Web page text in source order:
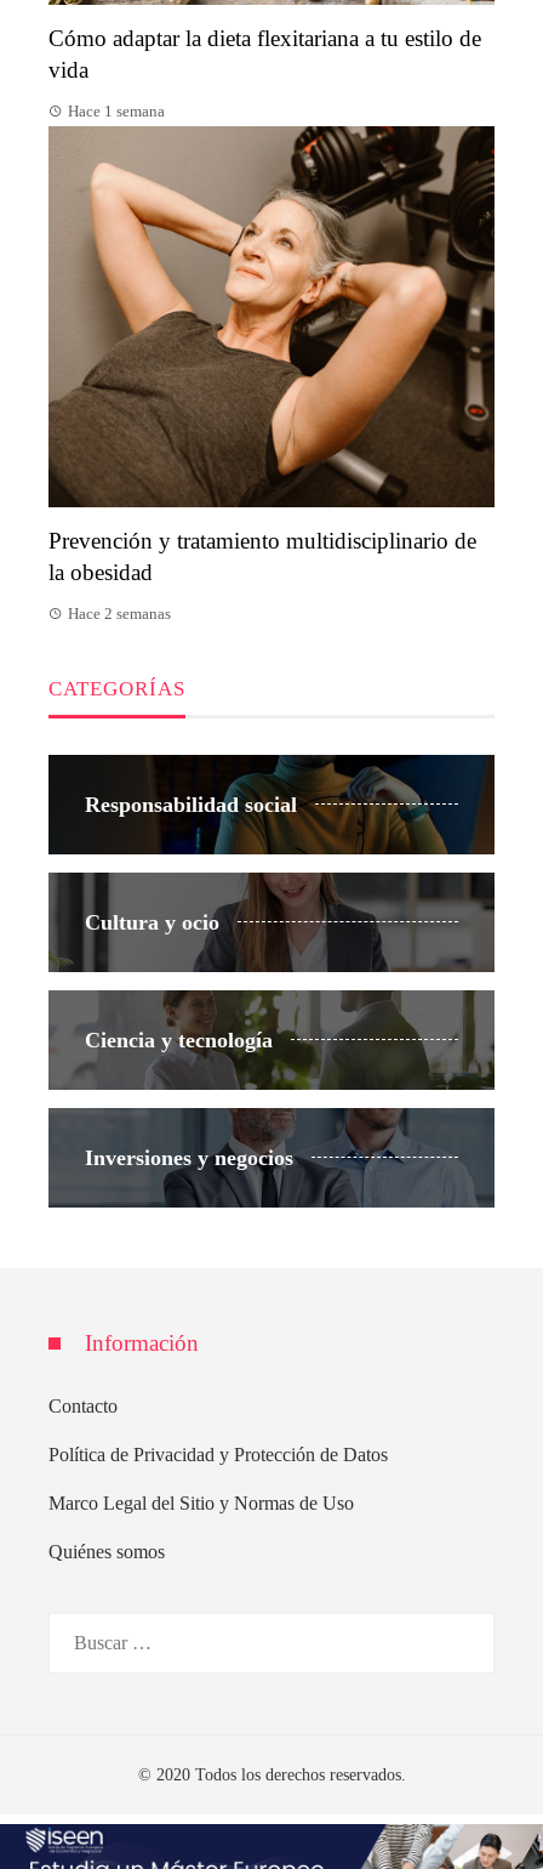
Cómo adaptar la dieta flexitariana a tu estilo de
vida
Hace 1 semana
Prevención y tratamiento multidisciplinario de
la obesidad
Hace 2 semanas
CATEGORÍAS
Responsabilidad social
Cultura y ocio
Ciencia y tecnología
Inversiones y negocios
Información
Contacto
Política de Privacidad y Protección de Datos
Marco Legal del Sitio y Normas de Uso
Quiénes somos
© 2020 Todos los derechos reservados.